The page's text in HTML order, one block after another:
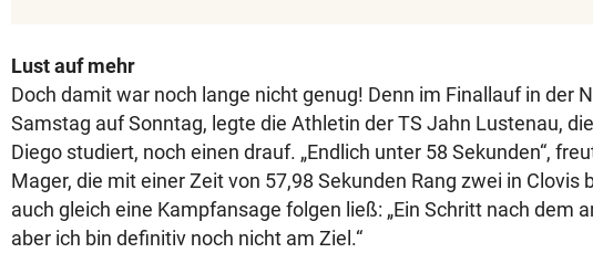
Lust auf mehr
Doch damit war noch lange nicht genug! Denn im Finallauf in der
Samstag auf Sonntag, legte die Athletin der TS Jahn Lustenau,
Diego studiert, noch einen drauf. „Endlich unter 58 Sekunden“,
Mager, die mit einer Zeit von 57,98 Sekunden Rang zwei in Clovis
auch gleich eine Kampfansage folgen ließ: „Ein Schritt nach dem
aber ich bin definitiv noch nicht am Ziel.“